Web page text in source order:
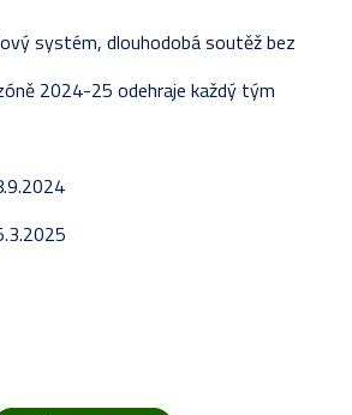
systém, dlouhodobá soutěž bez
2024-25 odehraje každý tým